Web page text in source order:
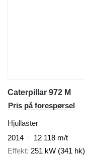
Caterpillar 972 M
Pris på forespørsel
Hjullaster
2014
12 118 m/t
Effekt 251 kW (341 hk)